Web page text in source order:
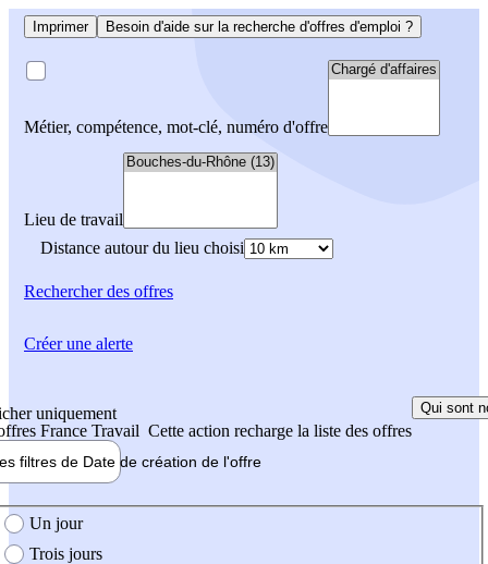
Imprimer Besoin d'aide sur la recherche d'offres d'emploi ?
Métier, compétence, mot-clé, numéro d'offre
Lieu de travail
Distance autour du lieu choisi
Rechercherdes offres
uniquement
France Travail Cette action recharge la liste des offres
Qui sont
filtres de Date de création de l'offre
création de l'offre
Un jour
Trois jours
Créer une alerte